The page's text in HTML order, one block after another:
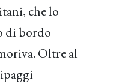
che lo
di bordo
Oltre al